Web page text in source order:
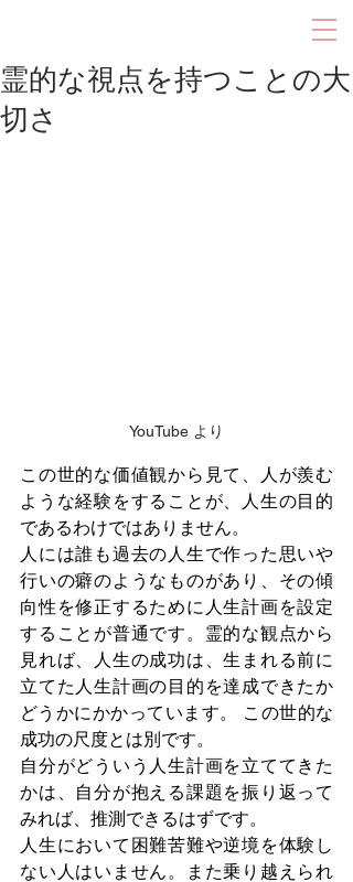
霊的な視点を持つことの大
切さ
YouTube より
この世的な価値観から見て、人が羨む
ような経験をすることが、人生の目的
であるわけではありません。
人には誰も過去の人生で作った思いや
行いの癖のようなものがあり、その傾
向性を修正するために人生計画を設定
することが普通です。霊的な観点から
見れば、人生の成功は、生まれる前に
立てた人生計画の目的を達成できたか
どうかにかかっています。 この世的な
成功の尺度とは別です。
自分がどういう人生計画を立ててきた
かは、自分が抱える課題を振り返って
みれば、推測できるはずです。
人生において困難苦難や逆境を体験し
ない人はいません。また乗り越えられ